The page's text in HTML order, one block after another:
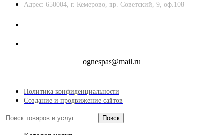
Адрес: 650004, г. Кемерово, пр. Советский, 9, оф.108
ognespas@mail.ru
Политика конфиденциальности
Создание и продвижение сайтов
Поиск